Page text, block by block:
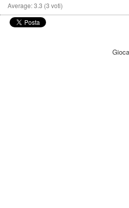
Average:3.3 (3 voti)